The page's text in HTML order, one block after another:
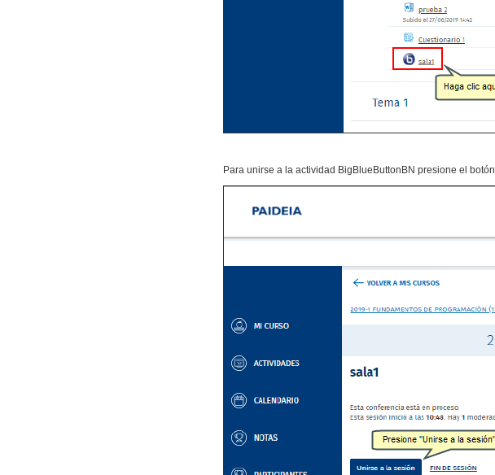
Para unirse a la actividad BigBlueButtonBN presione el botón